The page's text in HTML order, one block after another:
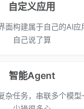
自定义应用
面构建属于自己的AI应
自己说了算
智能Agent
杂任务，串联多个模型